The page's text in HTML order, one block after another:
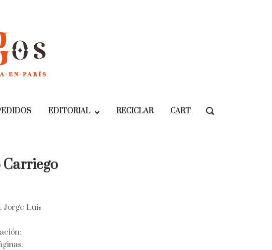
EDITORIAL RECICLAR CART
OPEN
BAR
Jorge Luis